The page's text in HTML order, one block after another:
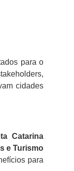
para o
cidades
Catarina
e Turismo
para